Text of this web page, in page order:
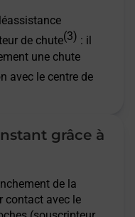
de chute(3) : il
une chute
avec le centre de
grâce à
de la
contact avec le